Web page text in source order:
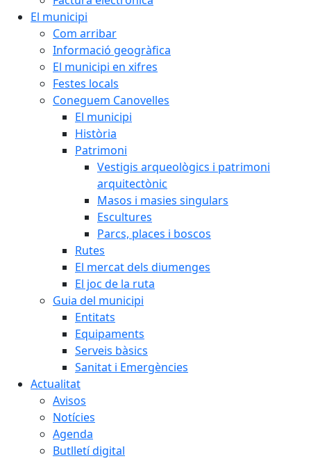
El municipi
Com arribar
Informació geogràfica
El municipi en xifres
Festes locals
Coneguem Canovelles
El municipi
Història
Patrimoni
Vestigis arqueològics i patrimoni
arquitectònic
Masos i masies singulars
Escultures
Parcs, places i boscos
Rutes
El mercat dels diumenges
El joc de la ruta
Guia del municipi
Entitats
Equipaments
Serveis bàsics
Sanitat i Emergències
Actualitat
Avisos
Notícies
Agenda
Butlletí digital